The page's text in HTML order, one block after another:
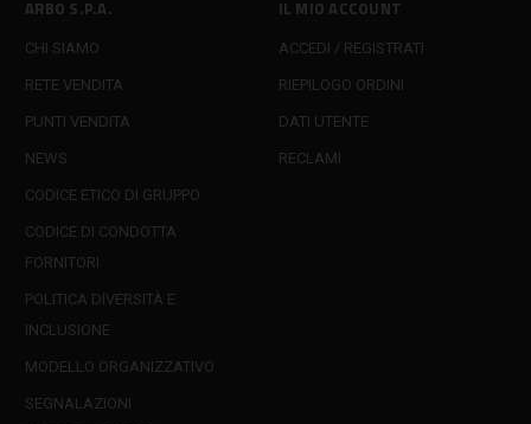
ARBO S.P.A.
CHI SIAMO
RETE VENDITA
PUNTI VENDITA
NEWS
CODICE ETICO DI GRUPPO
CODICE DI CONDOTTA
FORNITORI
POLITICA DIVERSITÀ E
INCLUSIONE
MODELLO ORGANIZZATIVO
SEGNALAZIONI
IL MIO ACCOUNT
ACCEDI / REGISTRATI
RIEPILOGO ORDINI
DATI UTENTE
RECLAMI